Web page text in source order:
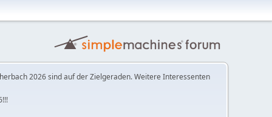
2026 sind auf der Zielgeraden. Weitere Interessenten